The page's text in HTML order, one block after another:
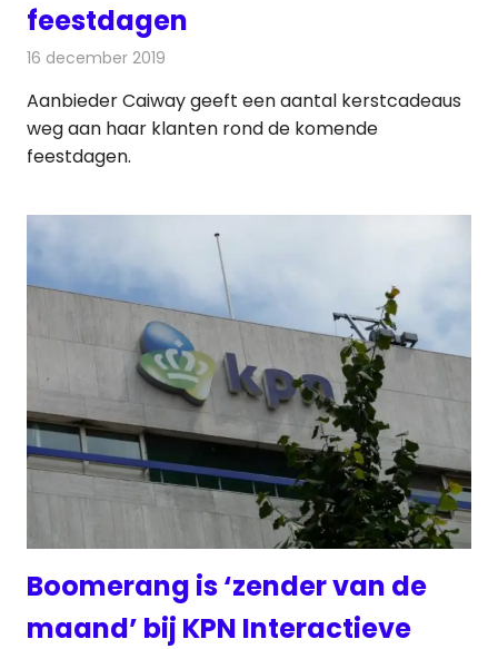
feestdagen
16 december 2019
Aanbieder Caiway geeft een aantal kerstcadeaus
weg aan haar klanten rond de komende
feestdagen.
Boomerang is ‘zender van de
maand’ bij KPN Interactieve